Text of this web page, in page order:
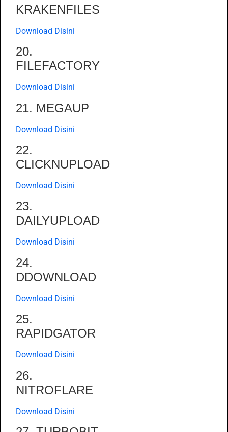
KRAKENFILES
Download Disini
20.
FILEFACTORY
Download Disini
21. MEGAUP
Download Disini
22.
CLICKNUPLOAD
Download Disini
23.
DAILYUPLOAD
Download Disini
24.
DDOWNLOAD
Download Disini
25.
RAPIDGATOR
Download Disini
26.
NITROFLARE
Download Disini